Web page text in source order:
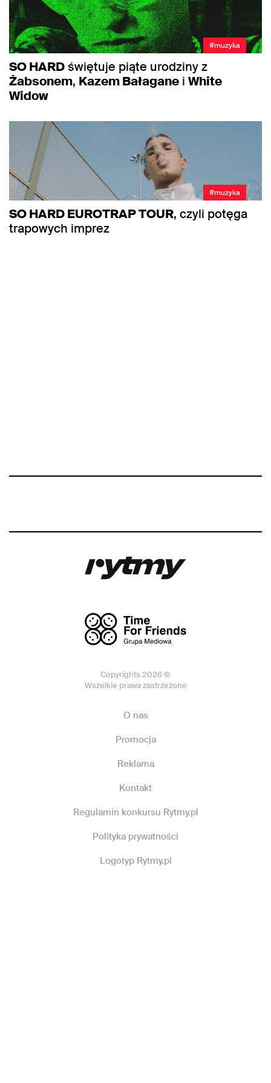
#muzyka
SO HARDświętuje piąte urodziny z
Żabsonem, Kazem Bałagane i White
Widow
#muzyka
SO HARD EUROTRAP TOUR, czyli potęga
trapowych imprez
Copyrights 2026 ©
Wszelkie prawa zastrzeżone
O nas
Promocja
Reklama
Kontakt
Regulamin konkursu Rytmy.pl
Polityka prywatności
Logotyp Rytmy.pl